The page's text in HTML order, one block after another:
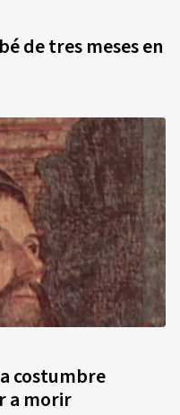
de tres meses en
costumbre
a morir